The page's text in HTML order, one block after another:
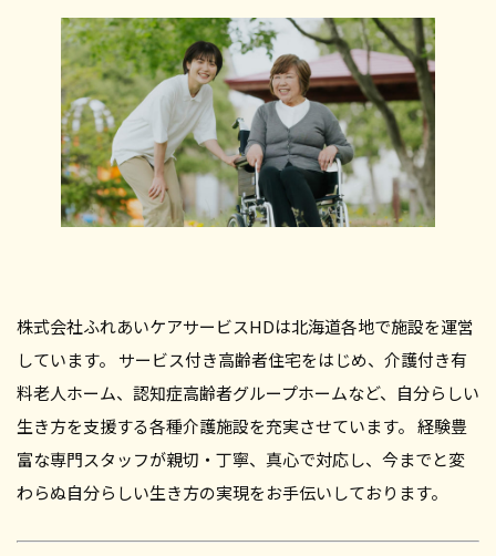
株式会社ふれあいケアサービスHDは北海道各地で施設を運営
しています。 サービス付き高齢者住宅をはじめ、介護付き有
料老人ホーム、認知症高齢者グループホームなど、自分らしい
生き方を支援する各種介護施設を充実させています。 経験豊
富な専門スタッフが親切・丁寧、真心で対応し、今までと変
わらぬ自分らしい生き方の実現をお手伝いしております。